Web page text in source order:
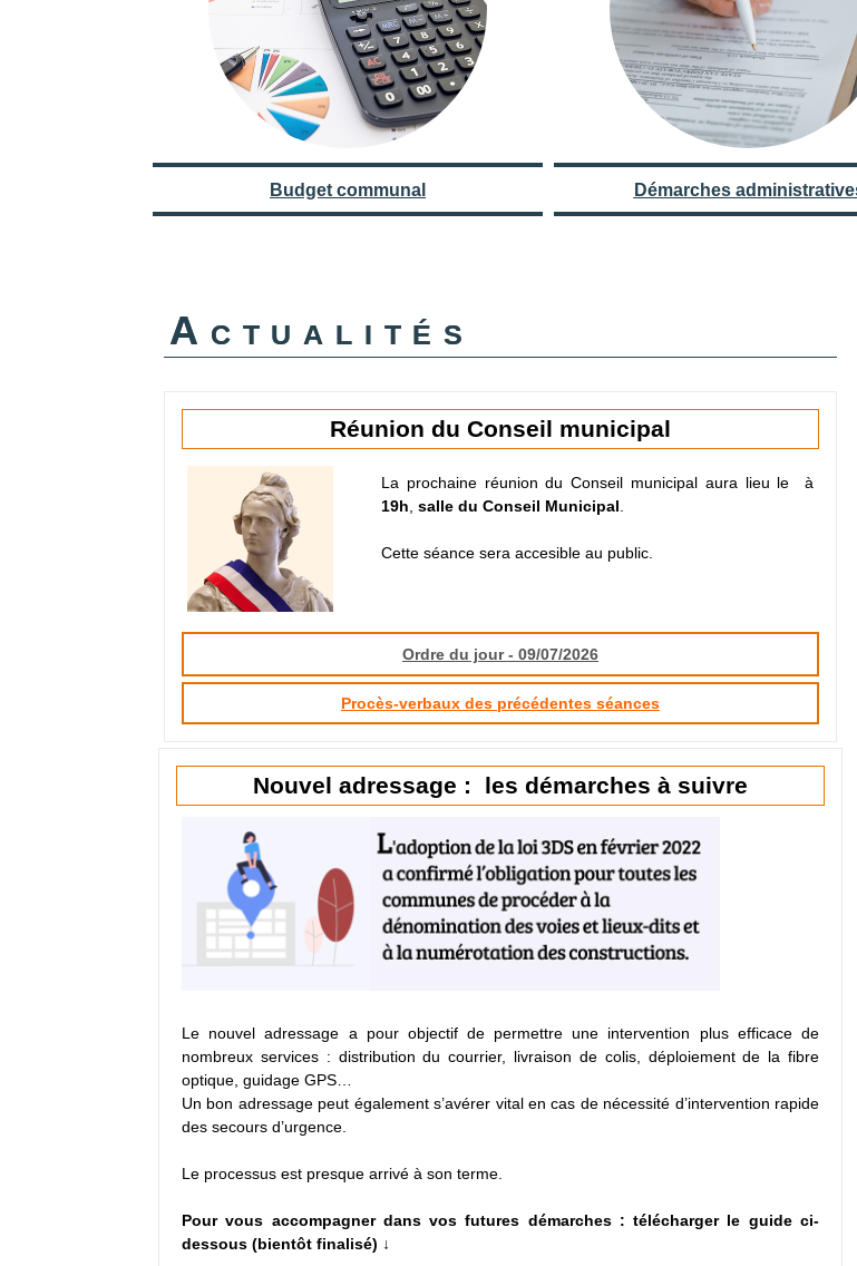
Budget communal Démarches
Actualités
Réunion du Conseil municipal
La prochaine réunion du Conseil municipal aura lieu le
à
19h salle du Conseil Municipal
Cette séance sera accesible au public.
Ordre du jour - 09/07/2026
Procès-verbaux des précédentes séances
Nouvel adressage : les démarches à suivre
Le nouvel adressage a pour objectif de permettre une intervention plus efficace de
nombreux services : distribution du courrier, livraison de colis, déploiement de la fibre
optique, guidage GPS…
Un bon adressage peut également s’avérer vital en cas de nécessité d’intervention rapide
des secours d’urgence.
Le processus est presque arrivé à son terme.
Pour vous accompagner dans vos futures démarches : télécharger le guide ci-
dessous (bientôt finalisé) ↓